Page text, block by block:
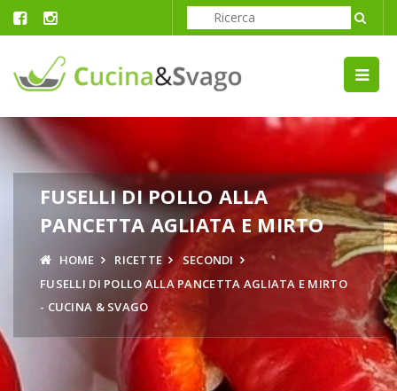
FUSELLI DI POLLO ALLA
PANCETTA AGLIATA E MIRTO
HOME RICETTE
SECONDI
FUSELLI DI POLLO ALLA PANCETTA AGLIATA E MIRTO
- CUCINA & SVAGO